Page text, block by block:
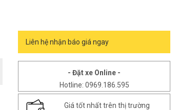
Liên hệ nhận báo giá ngay
- Đặt xe Online -
Hotline: 0969.186.595
Giá tốt nhất trên thị trường